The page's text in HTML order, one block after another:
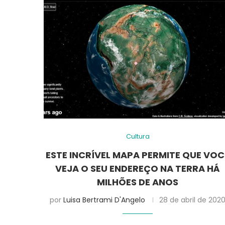
Cultura
ESTE INCRÍVEL MAPA PERMITE QUE
VEJA O SEU ENDEREÇO NA TERRA HÁ
MILHÕES DE ANOS
porLuisa Bertrami D'Angelo 28 de abril de